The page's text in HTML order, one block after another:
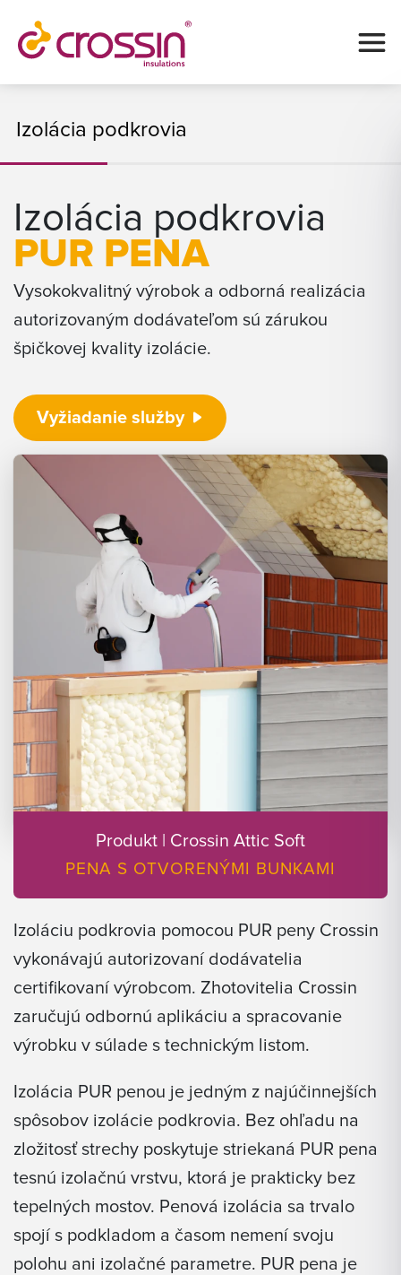
Izolácia podkrovia
Izolácia podkrovia
PUR PENA
Vysokokvalitný výrobok a odborná realizácia
autorizovaným dodávateľom sú zárukou
špičkovej kvality izolácie.
Vyžiadanie služby
Produkt | Crossin Attic Soft
PENA S OTVORENÝMI BUNKAMI
Izoláciu podkrovia pomocou PUR peny Crossin
vykonávajú autorizovaní dodávatelia
certifikovaní výrobcom. Zhotovitelia Crossin
zaručujú odbornú aplikáciu a spracovanie
výrobku v súlade s technickým listom.
Izolácia PUR penou je jedným z najúčinnejších
spôsobov izolácie podkrovia. Bez ohľadu na
zložitosť strechy poskytuje striekaná PUR pena
tesnú izolačnú vrstvu, ktorá je prakticky bez
tepelných mostov. Penová izolácia sa trvalo
spojí s podkladom a časom nemení svoju
polohu ani izolačné parametre. PUR pena je